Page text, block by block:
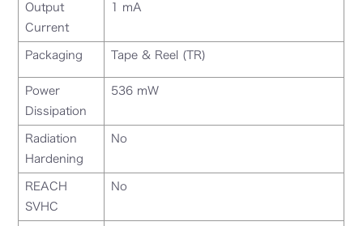
Output
Current
1 mA
Packaging Tape & Reel (TR)
Power
Dissipation
536 mW
Radiation
Hardening
No
REACH
SVHC
No